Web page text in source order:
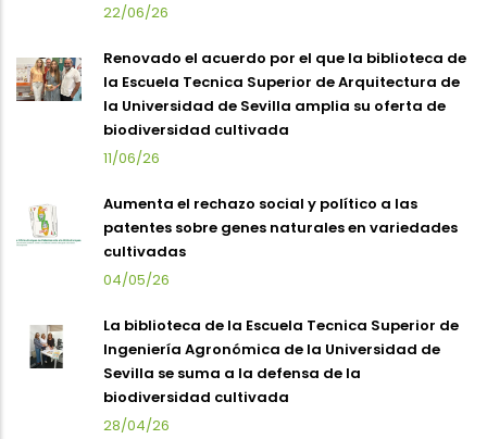
22/06/26
Renovado el acuerdo por el que la biblioteca de
la Escuela Tecnica Superior de Arquitectura de
la Universidad de Sevilla amplia su oferta de
biodiversidad cultivada
11/06/26
Aumenta el rechazo social y político a las
patentes sobre genes naturales en variedades
cultivadas
04/05/26
La biblioteca de la Escuela Tecnica Superior de
Ingeniería Agronómica de la Universidad de
Sevilla se suma a la defensa de la
biodiversidad cultivada
28/04/26